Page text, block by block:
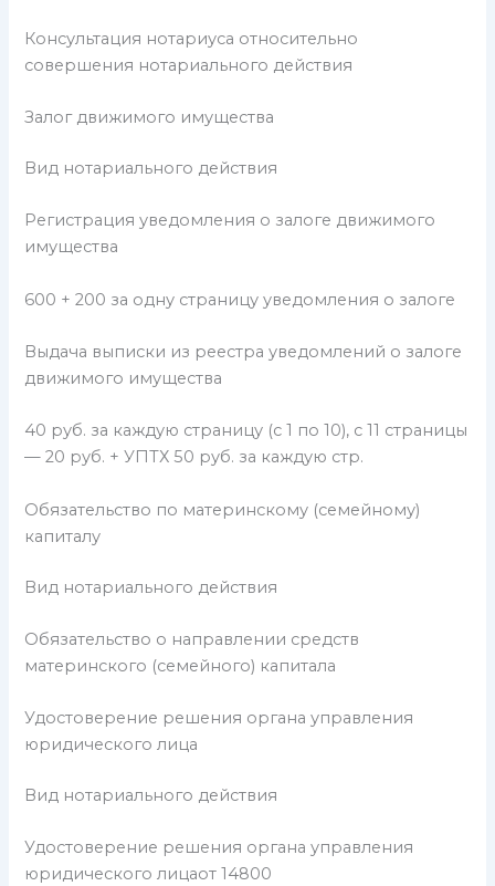
Консультация нотариуса относительно
совершения нотариального действия
Залог движимого имущества
Вид нотариального действия
Регистрация уведомления о залоге движимого
имущества
600 + 200 за одну страницу уведомления о залоге
Выдача выписки из реестра уведомлений о залоге
движимого имущества
40 руб. за каждую страницу (с 1 по 10), с 11 страницы
— 20 руб. + УПТХ 50 руб. за каждую стр.
Обязательство по материнскому (семейному)
капиталу
Вид нотариального действия
Обязательство о направлении средств
материнского (семейного) капитала
Удостоверение решения органа управления
юридического лица
Вид нотариального действия
Удостоверение решения органа управления
юридического лицаот 14800